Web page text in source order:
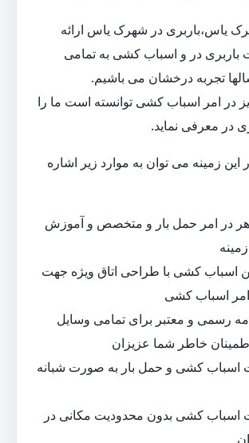
یاس،باربری در شهرک یاس ارائه
باربری در و اسباب کشی به تمامی
تجربه درخشان می باشیم.
در امر اسباب کشی توانسته است ما را
در معرفی نماید.
این زمینه می توان به موارد زیر اشاره
در امر حمل بار و متخصص و آموزش
اسباب کشی با طراحی اتاق ویژه جهت
اسباب کشی
رسمی و معتبر برای تمامی وسایل
خاطر شما عزیزان
اسباب کشی و حمل بار به صورت شبانه
اسباب کشی بدون محدودیت مکانی در